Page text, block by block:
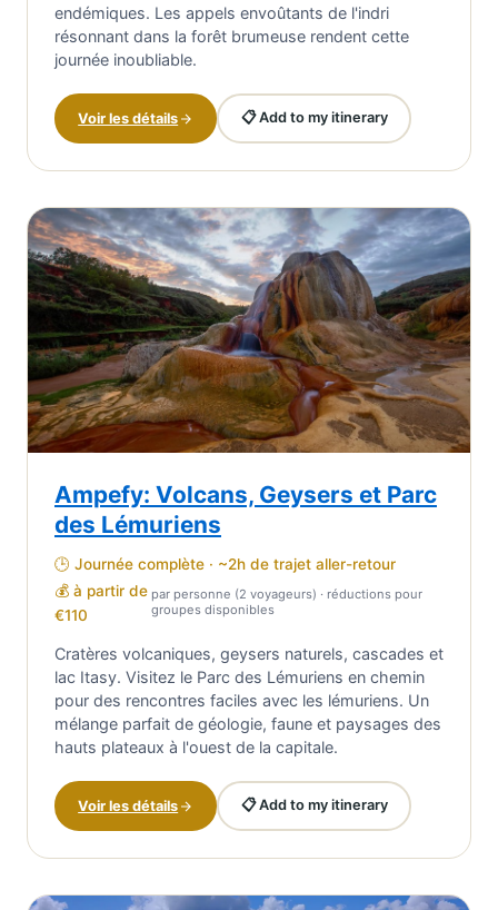
endémiques. Les appels envoûtants de l'indri
résonnant dans la forêt brumeuse rendent cette
journée inoubliable.
Voir les détails 📋 Add to my itinerary
Ampefy: Volcans, Geysers et Parc
des Lémuriens
🕒 Journée complète · ~2h de trajet aller-retour
💰 à partir de
€110
par personne (2 voyageurs) · réductions pour
groupes disponibles
Cratères volcaniques, geysers naturels, cascades et
lac Itasy. Visitez le Parc des Lémuriens en chemin
pour des rencontres faciles avec les lémuriens. Un
mélange parfait de géologie, faune et paysages des
hauts plateaux à l'ouest de la capitale.
Voir les détails 📋 Add to my itinerary